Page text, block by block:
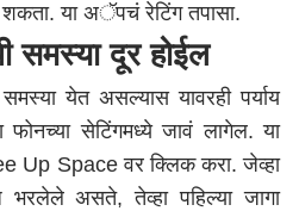
या अॅपचं रेटिंग तपासा.
समस्या दूर होईल
येत असल्यास यावरही पर्याय
फोनच्या सेटिंगमध्ये जावं लागेल. या
Up Space वर क्लिक करा. जेव्हा
भरलेले असते, तेव्हा पहिल्या जागा